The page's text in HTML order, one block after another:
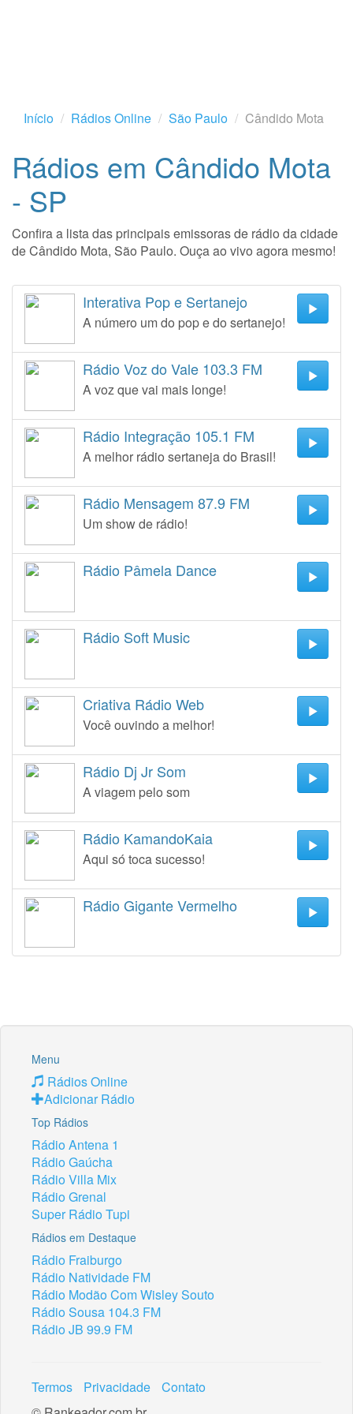
Início Rádios Online São Paulo Cândido Mota
Rádios em Cândido Mota
- SP
Confira a lista das principais emissoras de rádio da cidade
de Cândido Mota, São Paulo. Ouça ao vivo agora mesmo!
Interativa Pop e Sertanejo
A número um do pop e do sertanejo!
Rádio Voz do Vale 103.3 FM
A voz que vai mais longe!
Rádio Integração 105.1 FM
A melhor rádio sertaneja do Brasil!
Rádio Mensagem 87.9 FM
Um show de rádio!
Rádio Pâmela Dance
Rádio Soft Music
Criativa Rádio Web
Você ouvindo a melhor!
Rádio Dj Jr Som
A viagem pelo som
Rádio KamandoKaia
Aqui só toca sucesso!
Rádio Gigante Vermelho
Menu
Rádios Online
Adicionar Rádio
Top Rádios
Rádio Antena 1
Rádio Gaúcha
Rádio Villa Mix
Rádio Grenal
Super Rádio Tupi
Rádios em Destaque
Rádio Fraiburgo
Rádio Natividade FM
Rádio Modão Com Wisley Souto
Rádio Sousa 104.3 FM
Rádio JB 99.9 FM
Termos Privacidade
Contato